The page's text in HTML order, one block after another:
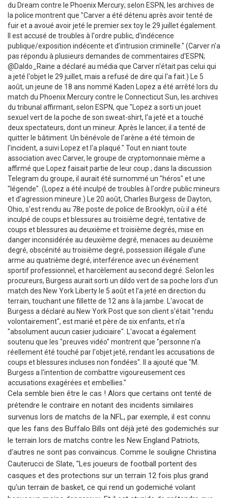
du Dream contre le Phoenix Mercury; selon ESPN, les archives de
la police montrent que "Carver a été détenu après avoir tenté de
fuir et a avoué avoir jeté le premier sex toy le 29 juillet également.
Il est accusé de troubles à l'ordre public, d'indécence
publique/exposition indécente et d'intrusion criminelle." (Carver n'a
pas répondu à plusieurs demandes de commentaires d'ESPN;
@Daldo_Raine a déclaré au média que Carver n'était pas celui qui
a jeté l'objet le 29 juillet, mais a refusé de dire qui l'a fait.) Le 5
août, un jeune de 18 ans nommé Kaden Lopez a été arrêté lors du
match du Phoenix Mercury contre le Connecticut Sun, les archives
du tribunal affirmant, selon ESPN, que "Lopez a sorti un jouet
sexuel vert de la poche de son sweat-shirt, l'a jeté et a touché
deux spectateurs, dont un mineur. Après le lancer, il a tenté de
quitter le bâtiment. Un bénévole de l'arène a été témoin de
l'incident, a suivi Lopez et l'a plaqué." Tout en niant toute
association avec Carver, le groupe de cryptomonnaie mème a
affirmé que Lopez faisait partie de leur coup ; dans la discussion
Telegram du groupe, il aurait été surnommé un "héros" et une
"légende". (Lopez a été inculpé de troubles à l'ordre public mineurs
et d'agression mineure.) Le 20 août, Charles Burgess de Dayton,
Ohio, s'est rendu au 78e poste de police de Brooklyn, où il a été
inculpé de coups et blessures au troisième degré, tentative de
coups et blessures au deuxième et troisième degrés, mise en
danger inconsidérée au deuxième degré, menaces au deuxième
degré, obscénité au troisième degré, possession illégale d'une
arme au quatrième degré, interférence avec un événement
sportif professionnel, et harcèlement au second degré. Selon les
procureurs, Burgess aurait sorti un dildo vert de sa poche lors d'un
match des New York Liberty le 5 août et l'a jeté en direction du
terrain, touchant une fillette de 12 ans à la jambe. L'avocat de
Burgess a déclaré au New York Post que son client s'était "rendu
volontairement", est marié et père de six enfants, et n'a
"absolument aucun casier judiciaire". L'avocat a également
soutenu que les "preuves vidéo" montrent que "personne n'a
réellement été touché par l'objet jeté, rendant les accusations de
coups et blessures incluses non fondées". Il a ajouté que "M.
Burgess a l'intention de combattre vigoureusement ces
accusations exagérées et embellies."
Cela semble bien être le cas ! Alors que certains ont tenté de
prétendre le contraire en notant des incidents similaires
survenus lors de matchs de la NFL, par exemple, il est connu
que les fans des Buffalo Bills ont déjà jeté des godemichés sur
le terrain lors de matchs contre les New England Patriots,
d'autres ne sont pas convaincus. Comme le souligne Christina
Cauterucci de Slate, "Les joueurs de football portent des
casques et des protections sur un terrain 12 fois plus grand
qu'un terrain de basket, ce qui rend un godemiché volant